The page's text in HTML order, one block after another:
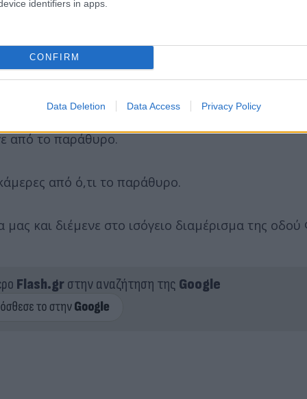
identifiers in apps.
CONFIRM
Data Deletion Data Access Privacy Policy
σώμα της.
46χρονης είναι πως, αν και το σπίτι ήταν
της βρήκε κλειδωμένο το διαμέρισμα με τα
από το παράθυρο.
από ό,τι το παράθυρο.
και διέμενε στο ισόγειο διαμέρισμα της
Flash.grστην αναζήτηση της Google